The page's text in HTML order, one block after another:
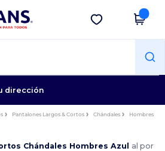
en app!
Descargar app
dirección
Pantalones Largos & Cortos Chándales Hombres
Chándales Hombres Azul al por